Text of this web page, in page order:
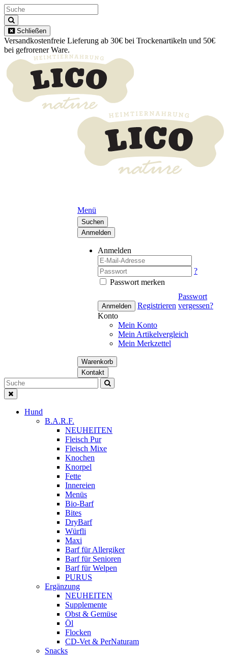
Schließen
Versandkostenfreie Lieferung ab 30€ bei Trockenartikeln und 50€
bei gefrorener Ware.
Menü
Suchen
Anmelden
Anmelden
?
Passwort merken
Anmelden Registrieren
Passwort
vergessen?
Konto
Mein Konto
Mein Artikelvergleich
Mein Merkzettel
Warenkorb
Kontakt
Hund
B.A.R.F.
NEUHEITEN
Fleisch Pur
Fleisch Mixe
Knochen
Knorpel
Fette
Innereien
Menüs
Bio-Barf
Bites
DryBarf
Würfli
Maxi
Barf für Allergiker
Barf für Senioren
Barf für Welpen
PURUS
Ergänzung
NEUHEITEN
Supplemente
Obst & Gemüse
Öl
Flocken
CD-Vet & PerNaturam
Snacks